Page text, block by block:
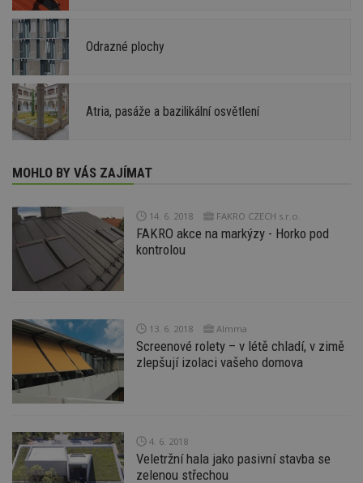
Odrazné plochy
Atria, pasáže a bazilikální osvětlení
MOHLO BY VÁS ZAJÍMAT
14. 6. 2018 FAKRO CZECH s.r.o.
FAKRO akce na markýzy - Horko pod
kontrolou
13. 6. 2018 Almma
Screenové rolety – v létě chladí, v zimě
zlepšují izolaci vašeho domova
4. 6. 2018
Veletržní hala jako pasivní stavba se
zelenou střechou